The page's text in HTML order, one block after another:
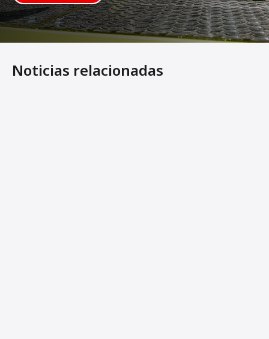
Noticias relacionadas